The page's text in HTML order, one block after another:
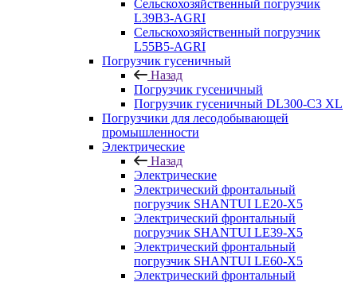
Сельскохозяйственный погрузчик
L39B3-AGRI
Сельскохозяйственный погрузчик
L55B5-AGRI
Погрузчик гусеничный
Назад
Погрузчик гусеничный
Погрузчик гусеничный DL300-C3 XL
Погрузчики для лесодобывающей
промышленности
Электрические
Назад
Электрические
Электрический фронтальный
погрузчик SHANTUI LE20-X5
Электрический фронтальный
погрузчик SHANTUI LE39-X5
Электрический фронтальный
погрузчик SHANTUI LE60-X5
Электрический фронтальный